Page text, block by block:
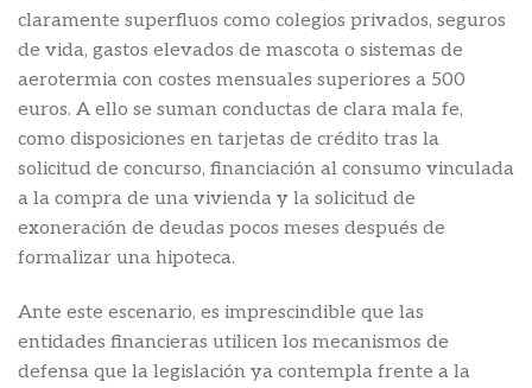
claramente superfluos como colegios privados, seguros
de vida, gastos elevados de mascota o sistemas de
aerotermia con costes mensuales superiores a 500
euros. A ello se suman conductas de clara mala fe,
como disposiciones en tarjetas de crédito tras la
solicitud de concurso, financiación al consumo vinculada
a la compra de una vivienda y la solicitud de
exoneración de deudas pocos meses después de
formalizar una hipoteca.
Ante este escenario, es imprescindible que las
entidades financieras utilicen los mecanismos de
defensa que la legislación ya contempla frente a la